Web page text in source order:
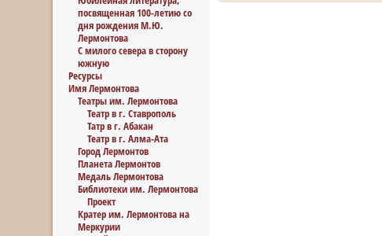
посвященная 100-летию со
дня рождения М.Ю.
Лермонтова
С милого севера в сторону
южную
Ресурсы
Имя Лермонтова
Театры им. Лермонтова
Театр в г. Ставрополь
Татр в г. Абакан
Театр в г. Алма-Ата
Город Лермонтов
Планета Лермонтов
Медаль Лермонтова
Библиотеки им. Лермонтова
Проект
Кратер им. Лермонтова на
Меркурии